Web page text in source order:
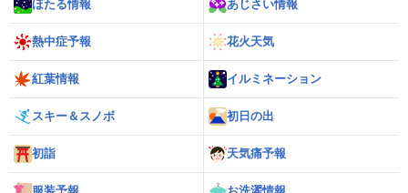
ほたる情報 あじさい情報
熱中症予報 花火天気
紅葉情報 イルミネーション
スキー＆スノボ 初日の出
初詣 天気痛予報